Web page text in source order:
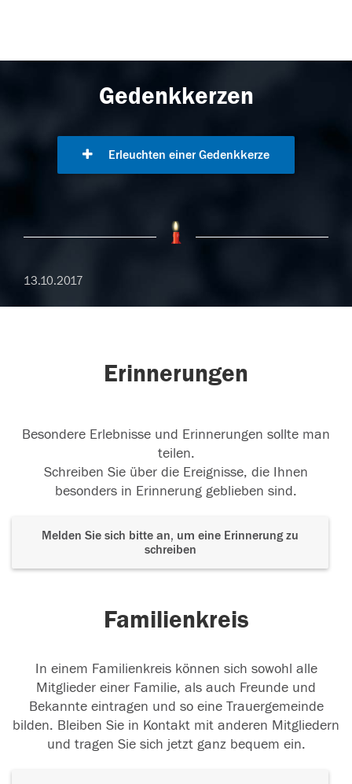
Gedenkkerzen
Erleuchten einer Gedenkkerze
13.10.2017
Erinnerungen
Besondere Erlebnisse und Erinnerungen sollte man
teilen.
Schreiben Sie über die Ereignisse, die Ihnen
besonders in Erinnerung geblieben sind.
Melden Sie sich bitte an, um eine Erinnerung zu
schreiben
Familienkreis
In einem Familienkreis können sich sowohl alle
Mitglieder einer Familie, als auch Freunde und
Bekannte eintragen und so eine Trauergemeinde
bilden. Bleiben Sie in Kontakt mit anderen Mitgliedern
und tragen Sie sich jetzt ganz bequem ein.